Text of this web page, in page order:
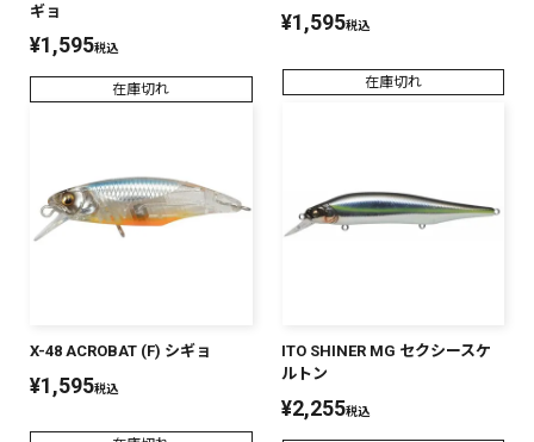
ギョ
¥1,595税込
在庫切れ
¥1,595税込
在庫切れ
X-48 ACROBAT (F) シギョ
¥1,595税込
ITO SHINER MG セクシースケ
ルトン
¥2,255税込